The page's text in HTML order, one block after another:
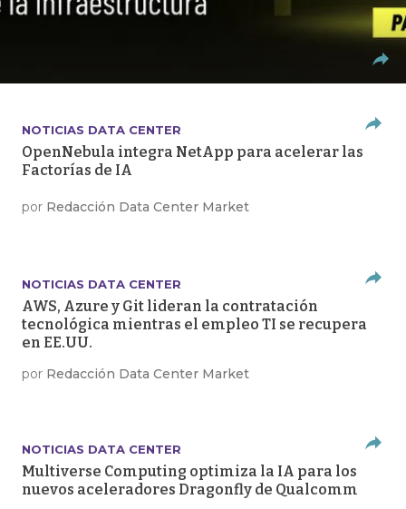
NOTICIAS DATA CENTER
OpenNebula integra NetApp para acelerar las
Factorías de IA
por Redacción Data Center Market
NOTICIAS DATA CENTER
AWS, Azure y Git lideran la contratación
tecnológica mientras el empleo TI se recupera
en EE.UU.
por Redacción Data Center Market
NOTICIAS DATA CENTER
Multiverse Computing optimiza la IA para los
nuevos aceleradores Dragonfly de Qualcomm